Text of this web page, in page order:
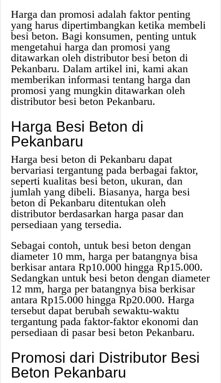
Harga dan promosi adalah faktor penting
yang harus dipertimbangkan ketika membeli
besi beton. Bagi konsumen, penting untuk
mengetahui harga dan promosi yang
ditawarkan oleh distributor besi beton di
Pekanbaru. Dalam artikel ini, kami akan
memberikan informasi tentang harga dan
promosi yang mungkin ditawarkan oleh
distributor besi beton Pekanbaru.
Harga Besi Beton di
Pekanbaru
Harga besi beton di Pekanbaru dapat
bervariasi tergantung pada berbagai faktor,
seperti kualitas besi beton, ukuran, dan
jumlah yang dibeli. Biasanya, harga besi
beton di Pekanbaru ditentukan oleh
distributor berdasarkan harga pasar dan
persediaan yang tersedia.
Sebagai contoh, untuk besi beton dengan
diameter 10 mm, harga per batangnya bisa
berkisar antara Rp10.000 hingga Rp15.000.
Sedangkan untuk besi beton dengan diameter
12 mm, harga per batangnya bisa berkisar
antara Rp15.000 hingga Rp20.000. Harga
tersebut dapat berubah sewaktu-waktu
tergantung pada faktor-faktor ekonomi dan
persediaan di pasar besi beton Pekanbaru.
Promosi dari Distributor Besi
Beton Pekanbaru